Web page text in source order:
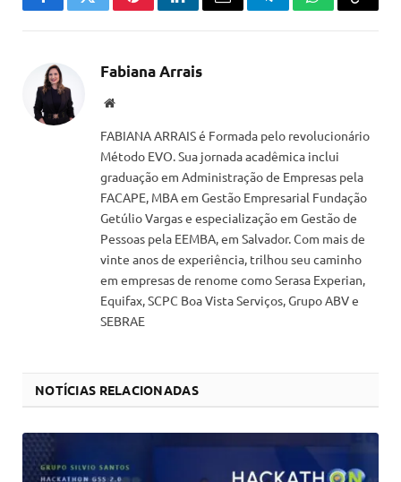
FacebookTwitterPinterestLinkedInEmail TelegramWhatsApp
Copiar
Fabiana Arrais
Website
FABIANA ARRAIS é Formada pelo revolucionário
Método EVO. Sua jornada acadêmica inclui
graduação em Administração de Empresas pela
FACAPE, MBA em Gestão Empresarial Fundação
Getúlio Vargas e especialização em Gestão de
Pessoas pela EEMBA, em Salvador. Com mais de
vinte anos de experiência, trilhou seu caminho
em empresas de renome como Serasa Experian,
Equifax, SCPC Boa Vista Serviços, Grupo ABV e
SEBRAE
NOTÍCIAS RELACIONADAS